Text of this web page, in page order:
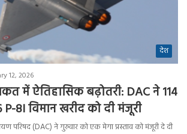
देश
12, 2026
में ऐतिहासिक बढ़ोतरी: DAC ने 114
8I विमान खरीद को दी मंजूरी
परिषद (DAC) ने गुरुवार को एक मेगा प्रस्ताव को मंजूरी दे दी